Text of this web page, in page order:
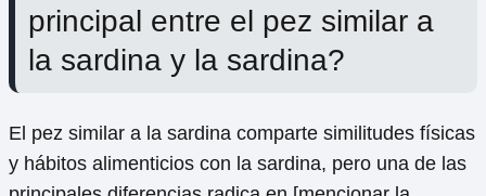
principal entre el pez similar a
la sardina y la sardina?
El pez similar a la sardina comparte similitudes físicas
y hábitos alimenticios con la sardina, pero una de las